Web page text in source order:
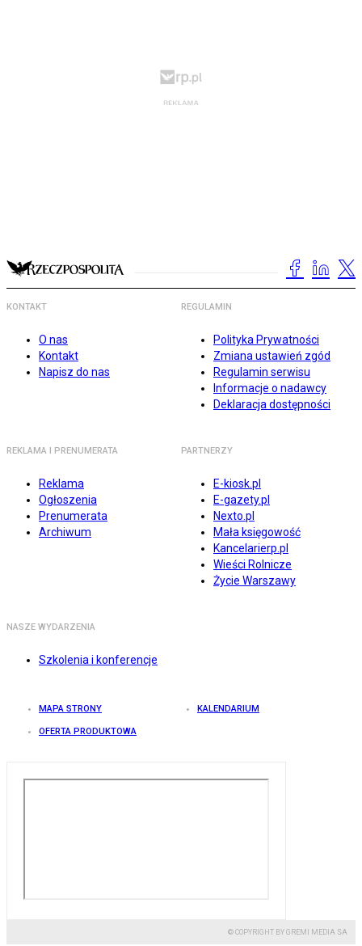
KONTAKT
O nas
Kontakt
Napisz do nas
REGULAMIN
Polityka Prywatności
Zmiana ustawień zgód
Regulamin serwisu
Informacje o nadawcy
Deklaracja dostępności
REKLAMA I PRENUMERATA
Reklama
Ogłoszenia
Prenumerata
Archiwum
PARTNERZY
E-kiosk.pl
E-gazety.pl
Nexto.pl
Mała księgowość
Kancelarierp.pl
Wieści Rolnicze
Życie Warszawy
NASZE WYDARZENIA
Szkolenia i konferencje
MAPA STRONY KALENDARIUM
OFERTA PRODUKTOWA
© COPYRIGHT BY GREMI MEDIA SA